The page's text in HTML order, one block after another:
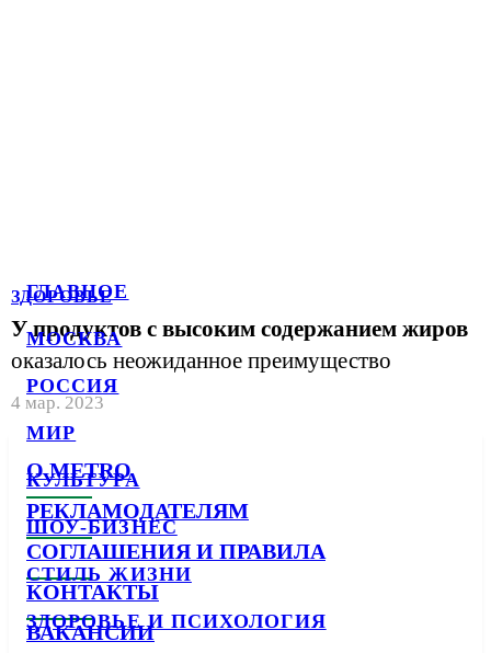
ГЛАВНОЕ
МОСКВА
РОССИЯ
МИР
КУЛЬТУРА
ШОУ-БИЗНЕС
СТИЛЬ ЖИЗНИ
ЗДОРОВЬЕ И ПСИХОЛОГИЯ
ЗДОРОВЬЕ
У продуктов с высоким содержанием жиров
оказалось неожиданное преимущество
4 мар. 2023
О METRO
РЕКЛАМОДАТЕЛЯМ
СОГЛАШЕНИЯ И ПРАВИЛА
КОНТАКТЫ
ВАКАНСИИ